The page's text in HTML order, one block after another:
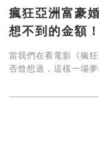
瘋狂亞洲富豪
想不到的金額！
當我們在看電影《瘋狂
否曾想過，這樣一場